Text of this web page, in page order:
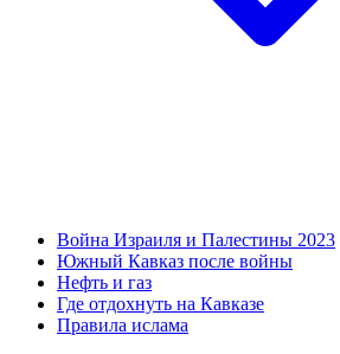
Война Израиля и Палестины 2023
Южный Кавказ после войны
Нефть и газ
Где отдохнуть на Кавказе
Правила ислама